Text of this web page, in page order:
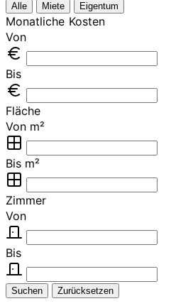
Alle Miete Eigentum
Monatliche Kosten
Von
Bis
Fläche
Von m²
Bis m²
Zimmer
Von
Bis
Suchen Zurücksetzen